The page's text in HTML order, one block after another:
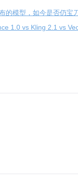
的模型，如今是否仍宝
1.0 vs Kling 2.1 vs